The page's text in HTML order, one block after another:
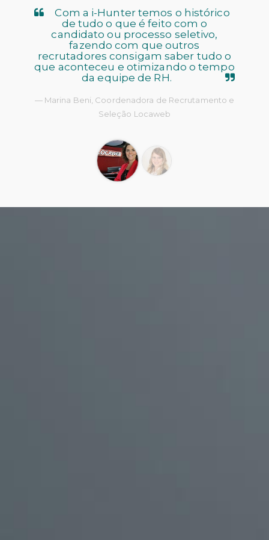
Com a i-Hunter temos o histórico
de tudo o que é feito com o
candidato ou processo seletivo,
fazendo com que outros
recrutadores consigam saber tudo o
que aconteceu e otimizando o tempo
da equipe de RH.
Marina Beni, Coordenadora de Recrutamento e
Seleção Locaweb